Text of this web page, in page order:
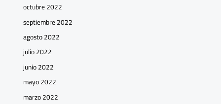
octubre 2022
septiembre 2022
agosto 2022
julio 2022
junio 2022
mayo 2022
marzo 2022